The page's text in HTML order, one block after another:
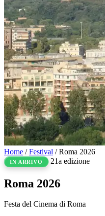
Home / Festival / Roma 2026
IN ARRIVO 21a edizione
Roma 2026
Festa del Cinema di Roma